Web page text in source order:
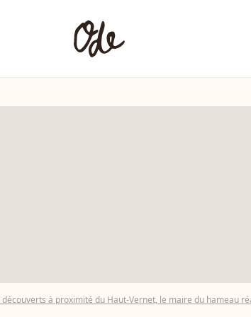
à proximité du Haut-Vernet, le maire du hameau